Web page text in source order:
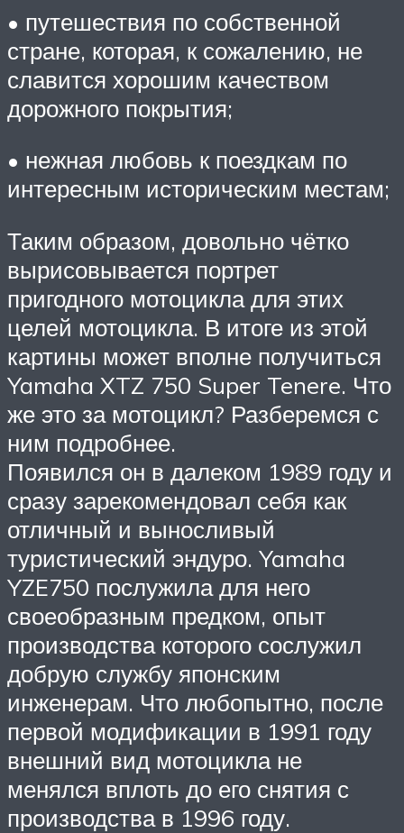
• путешествия по собственной
стране, которая, к сожалению, не
славится хорошим качеством
дорожного покрытия;
• нежная любовь к поездкам по
интересным историческим местам;
Таким образом, довольно чётко
вырисовывается портрет
пригодного мотоцикла для этих
целей мотоцикла. В итоге из этой
картины может вполне получиться
Yamaha XTZ 750 Super Tenere. Что
же это за мотоцикл? Разберемся с
ним подробнее.
Появился он в далеком 1989 году и
сразу зарекомендовал себя как
отличный и выносливый
туристический эндуро. Yamaha
YZE750 послужила для него
своеобразным предком, опыт
производства которого сослужил
добрую службу японским
инженерам. Что любопытно, после
первой модификации в 1991 году
внешний вид мотоцикла не
менялся вплоть до его снятия с
производства в 1996 году.